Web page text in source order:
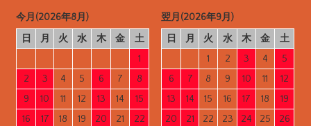
今月(2026年8月)
日
月 火 水 木 金
土
1
2
3 4 5 6 7
8
9
10 11 12 13 14
15
16
17 18 19 20 21
22
翌月(2026年9月)
日
月 火 水 木 金
土
1
2 3 4
5
6
7 8 9 10 11
12
13
14 15 16 17 18
19
20
21 22 23 24 25
26